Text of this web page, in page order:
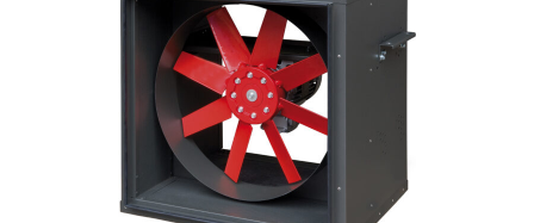
DETAILS